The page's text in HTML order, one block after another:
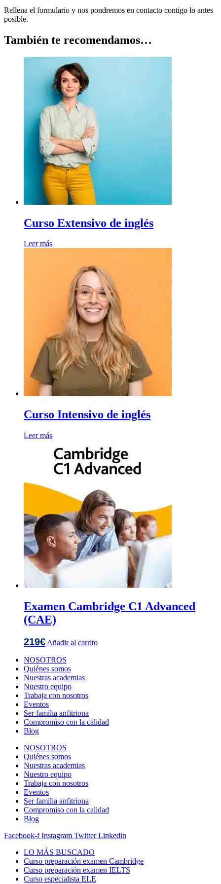
Rellena el formulario y nos pondremos en contacto contigo lo antes
posible.
También te recomendamos…
Curso Extensivo de inglés
Leer más
Curso Intensivo de inglés
Leer más
Examen Cambridge C1 Advanced
(CAE)
219€ Añadir al carrito
NOSOTROS
Quiénes somos
Nuestras academias
Nuestro equipo
Trabaja con nosotros
Eventos
Ser familia anfitriona
Compromiso con la calidad
Blog
NOSOTROS
Quiénes somos
Nuestras academias
Nuestro equipo
Trabaja con nosotros
Eventos
Ser familia anfitriona
Compromiso con la calidad
Blog
Facebook-f Instagram Twitter Linkedin
LO MÁS BUSCADO
Curso preparación examen Cambridge
Curso preparación examen IELTS
Curso especialista ELE